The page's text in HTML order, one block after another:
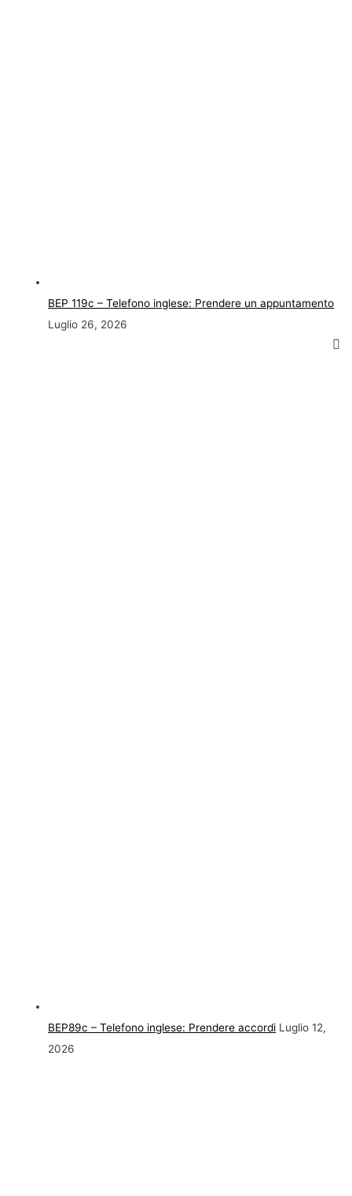
BEP 119c – Telefono inglese: Prendere un appuntamento
Luglio 26, 2026
BEP89c – Telefono inglese: Prendere accordi Luglio 12,
2026